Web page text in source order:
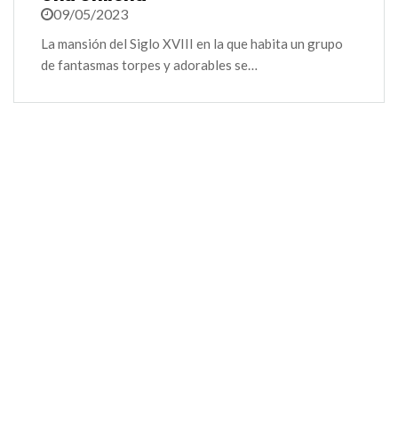
09/05/2023
La mansión del Siglo XVIII en la que habita un grupo
de fantasmas torpes y adorables se…